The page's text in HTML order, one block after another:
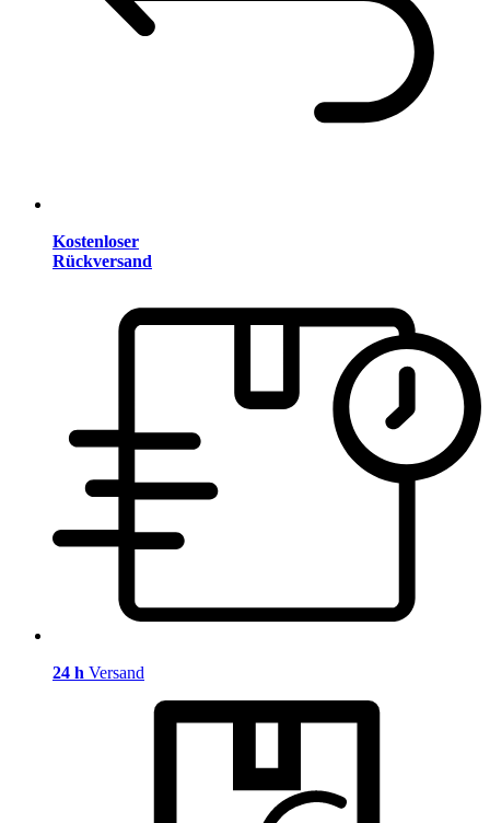
Kostenloser
Rückversand
24 h Versand